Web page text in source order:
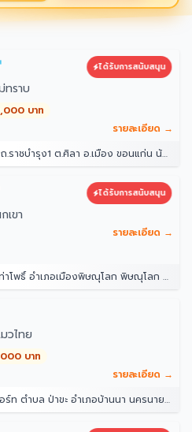
ได้รับการสนับสนุน
ทราบ
บาท
รายละเอียด →
อนกลางคืนหลังเที่ยงคืนแล้วไม่ได้กลับเข้ามาอีก ตอนออกไปออกไป 3 ตัว แต่เช้ามาเจอกลับมาแค่ 2 ตัว น้องเคยหายไปแบบนี้ 3 วันเรากลับมา
ได้รับการสนับสนุน
เขา
รายละเอียด →
ธิ์ อำเภอเมืองพิษณุโลก พิษณุโลก 65000
วไทย
บาท
รายละเอียด →
ำบล ป่าขะ อำเภอบ้านนา นครนายก 26110